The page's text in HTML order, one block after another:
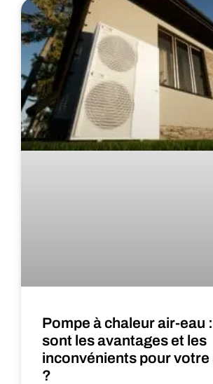
Pompe à chaleur air-eau
sont les avantages et les
inconvénients pour votre
?